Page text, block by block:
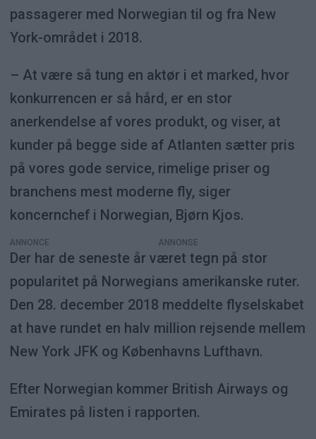
passagerer med Norwegian til og fra New
York-området i 2018.
– At være så tung en aktør i et marked, hvor
konkurrencen er så hård, er en stor
anerkendelse af vores produkt, og viser, at
kunder på begge side af Atlanten sætter pris
på vores gode service, rimelige priser og
branchens mest moderne fly, siger
koncernchef i Norwegian, Bjørn Kjos.
ANNONCE
Der har de seneste år været tegn på stor
popularitet på Norwegians amerikanske ruter.
Den 28. december 2018 meddelte flyselskabet
at have rundet en halv million rejsende mellem
New York JFK og Københavns Lufthavn.
Efter Norwegian kommer British Airways og
Emirates på listen i rapporten.